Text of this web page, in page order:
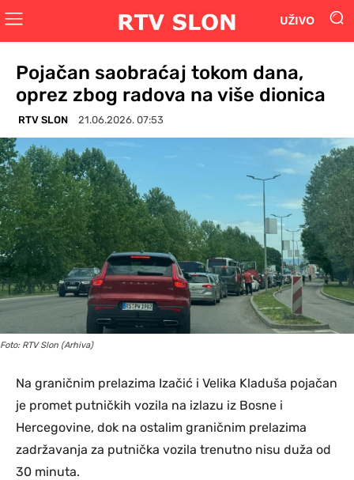
UŽIVO
Pojačan saobraćaj tokom dana,
oprez zbog radova na više dionica
RTV SLON 21.06.2026. 07:53
Foto: RTV Slon (Arhiva)
Na graničnim prelazima Izačić i Velika Kladuša pojačan
je promet putničkih vozila na izlazu iz Bosne i
Hercegovine, dok na ostalim graničnim prelazima
zadržavanja za putnička vozila trenutno nisu duža od
30 minuta.